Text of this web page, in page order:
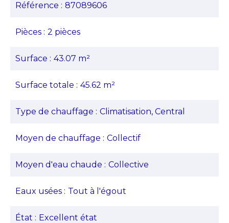
Référence 87089606
Pièces 2 pièces
Surface 43.07 m²
Surface totale 45.62 m²
Type de chauffage Climatisation, Central
Moyen de chauffage Collectif
Moyen d'eau chaude Collective
Eaux usées Tout à l'égout
État Excellent état